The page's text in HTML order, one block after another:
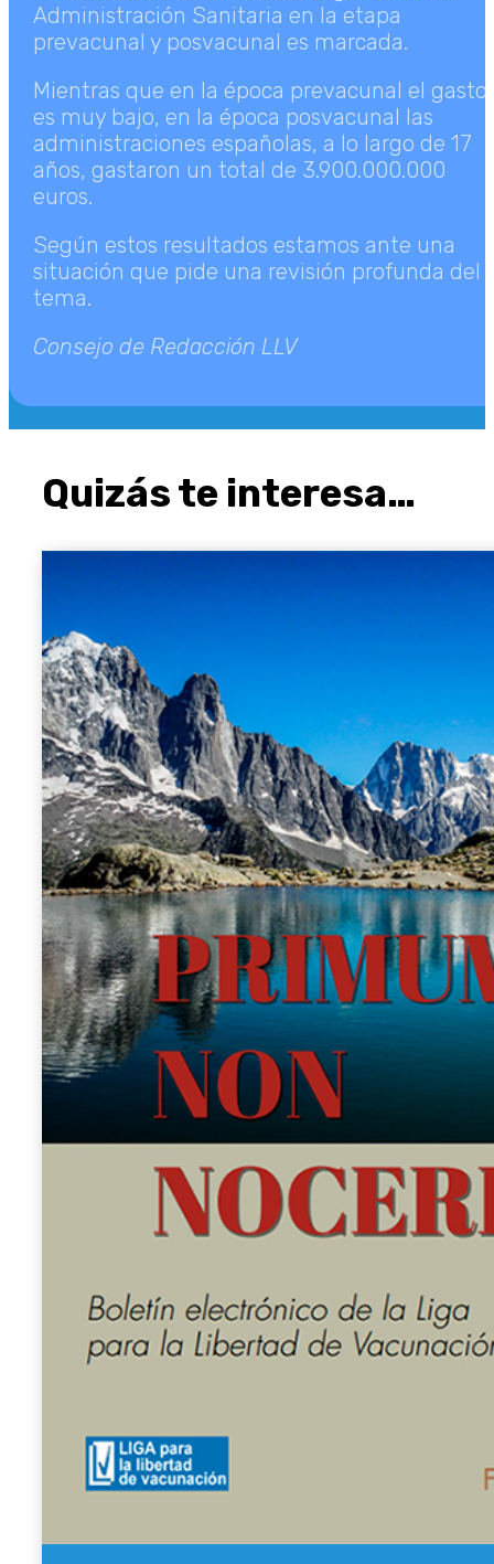
Administración Sanitaria en la etapa
prevacunal y posvacunal es marcada.
Mientras que en la época prevacunal el gasto
es muy bajo, en la época posvacunal las
administraciones españolas, a lo largo de 17
años, gastaron un total de 3.900.000.000
euros.
Según estos resultados estamos ante una
situación que pide una revisión profunda del
tema.
Consejo de Redacción LLV
Quizás te interesa…